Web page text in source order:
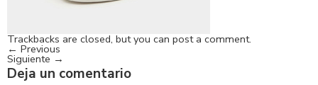
Trackbacks are closed, but you can post a comment.
← Previous
Siguiente →
Deja un comentario